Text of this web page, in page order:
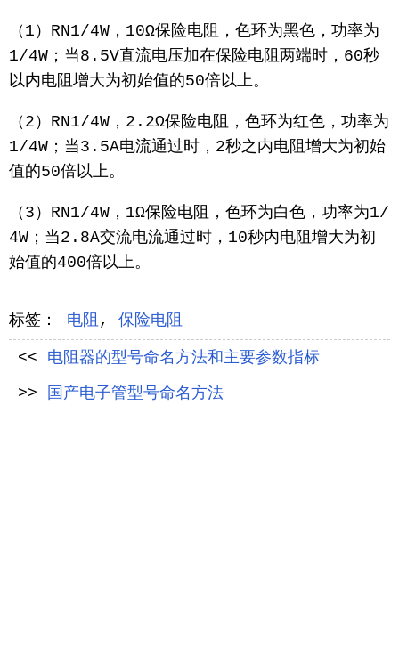
（1）RN1/4W，10Ω保险电阻，色环为黑色，功率为
1/4W；当8.5V直流电压加在保险电阻两端时，60秒
以内电阻增大为初始值的50倍以上。
（2）RN1/4W，2.2Ω保险电阻，色环为红色，功率为
1/4W；当3.5A电流通过时，2秒之内电阻增大为初始
值的50倍以上。
（3）RN1/4W，1Ω保险电阻，色环为白色，功率为1/
4W；当2.8A交流电流通过时，10秒内电阻增大为初
始值的400倍以上。
标签： 电阻 , 保险电阻
<< 电阻器的型号命名方法和主要参数指标
>>
国产电子管型号命名方法